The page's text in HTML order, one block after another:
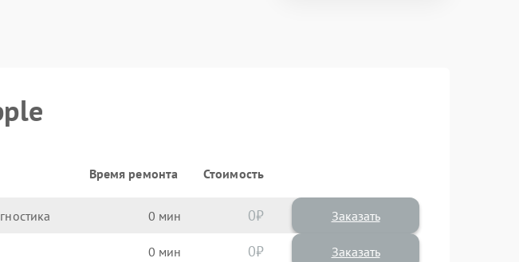
Время ремонта Стоимость
0 0 Заказать
0 0
Заказать